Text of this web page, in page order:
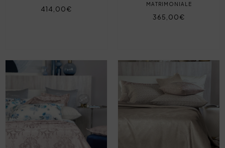
414,00€
MATRIMONIALE
365,00€